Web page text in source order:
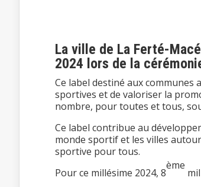
La ville de La Ferté-
2024 lors de la
Ce label destiné aux
sportives et de valoriser la
nombre, pour toutes et tous,
Ce label contribue au
monde sportif et les villes
sportive pour tous.
Pour ce millésime 2024, 8
ème